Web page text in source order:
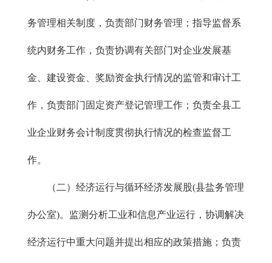
务管理相关制度，负责部门财务管理；指导监督系
统内财务工作，负责协调有关部门对企业发展基
金、建设资金、奖励资金执行情况的监管和审计工
作，负责部门固定资产登记管理工作；负责全县工
业企业财务会计制度贯彻执行情况的检查监督工
作。
（二）经济运行与循环经济发展股(县盐务管理
办公室)。监测分析工业和信息产业运行，协调解决
经济运行中重大问题并提出相应的政策措施；负责